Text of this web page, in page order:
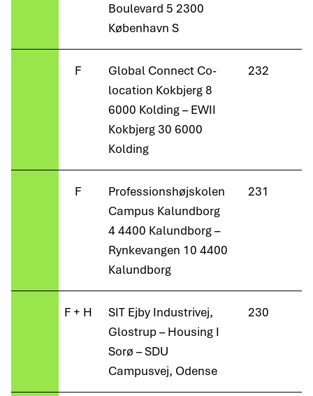
Boulevard 5 2300
København S
F
Global Connect Co-
location Kokbjerg 8
6000 Kolding – EWII
Kokbjerg 30 6000
Kolding
232
F
Professionshøjskolen
Campus Kalundborg
4 4400 Kalundborg –
Rynkevangen 10 4400
Kalundborg
231
F + H
SIT Ejby Industrivej,
Glostrup – Housing I
Sorø – SDU
Campusvej, Odense
230